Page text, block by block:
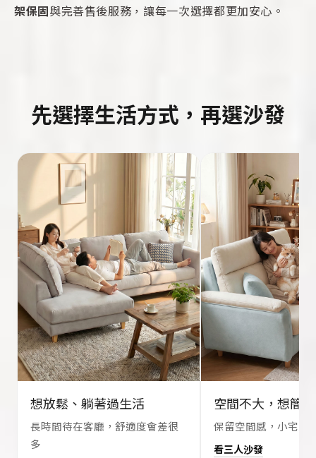
架保固與完善售後服務，讓每一次選擇都更加安心。
先選擇生活方式，再選沙發
想放鬆、躺著過生活
長時間待在客廳，舒適度會差很
多
空間不大，想簡
保留空間感，小宅更
看三人沙發